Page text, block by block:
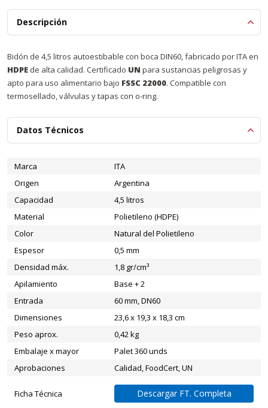
Descripción
Bidón de 4,5 litros autoestibable con boca DIN60, fabricado por ITA en
HDPE de alta calidad. Certificado UN para sustancias peligrosas y
apto para uso alimentario bajo FSSC 22000. Compatible con
termosellado, válvulas y tapas con o-ring.
Datos Técnicos
Marca
ITA
Origen
Argentina
Capacidad
4,5 litros
Material
Polietileno (HDPE)
Color
Natural del Polietileno
Espesor
0,5 mm
Densidad máx.
1,8 gr/cm³
Apilamiento
Base + 2
Entrada
60 mm, DN60
Dimensiones
23,6 x 19,3 x 18,3 cm
Peso aprox.
0,42 kg
Embalaje x mayor
Palet 360 unds
Aprobaciones
Calidad, FoodCert, UN
Ficha Técnica Descargar FT. Completa